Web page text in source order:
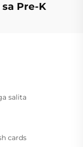
Pre-K
salita
cards